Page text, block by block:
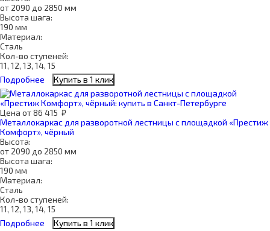
от 2090 до 2850 мм
Высота шага:
190 мм
Материал:
Сталь
Кол-во ступеней:
11, 12, 13, 14, 15
Подробнее
Купить в 1 клик
Цена от86 415 ₽
Металлокаркас для разворотной лестницы с площадкой «Престиж
Комфорт», чёрный
Высота:
от 2090 до 2850 мм
Высота шага:
190 мм
Материал:
Сталь
Кол-во ступеней:
11, 12, 13, 14, 15
Подробнее
Купить в 1 клик